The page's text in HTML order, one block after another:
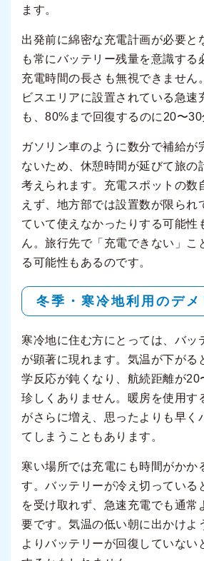
ます。
出発前に綿密な充電計画が必要と
も常にバッテリー残量を意識する
充電時間の長さも無視できません
ビスエリアに設置されている急速
も、80%まで回復するのに20〜30
ガソリン車のように数分で補給が
ないため、休憩時間が延びて旅の
考えられます。充電スポットの数
えず、地方部では設置数が限られ
ていて使えなかったりする可能性
ん。旅行先で「充電できない」こ
る可能性もあるのです。
冬季・寒冷地利用のデメ
寒冷地に住む方にとっては、バッ
が顕著に現れます。気温が下がる
学反応が鈍くなり、航続距離が20
珍しくありません。暖房を使用す
がさらに増え、思ったよりも早く
てしまうこともあります。
寒い場所では充電にも時間がかか
す。バッテリーが冷え切っている
を受け取れず、急速充電でも通常
要です。気温の低い朝に出かけよ
よりバッテリーが回復していない